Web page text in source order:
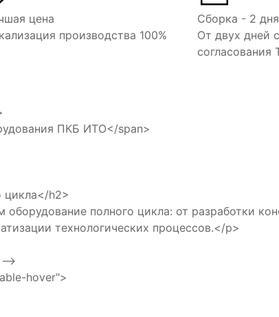
цена
производства 100%
Сборка - 2 дня
От двух дней
согласования
ПКБ ИТО</span>
цикла</h2>
полного цикла: от разработки
технологических процессов.</p>
>
hover">